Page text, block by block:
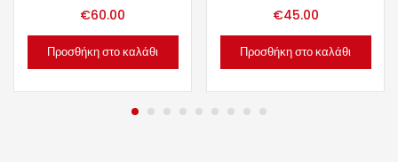
€60.00
Προσθήκη στο καλάθι
€45.00
Προσθήκη στο καλάθι